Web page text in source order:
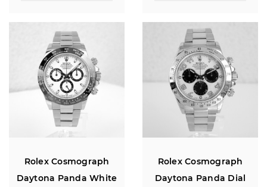
Rolex Cosmograph
Daytona Panda White
Rolex Cosmograph
Daytona Panda Dial